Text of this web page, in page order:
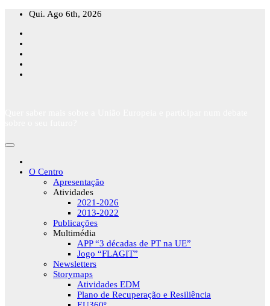
Skip
content
Qui. Ago 6th, 2026
O Centro
Apresentação
Atividades
2021-2026
2013-2022
Publicações
Multimédia
APP “3 décadas de PT na UE”
Jogo “FLAGIT”
Newsletters
Storymaps
Atividades EDM
Plano de Recuperação e Resiliência